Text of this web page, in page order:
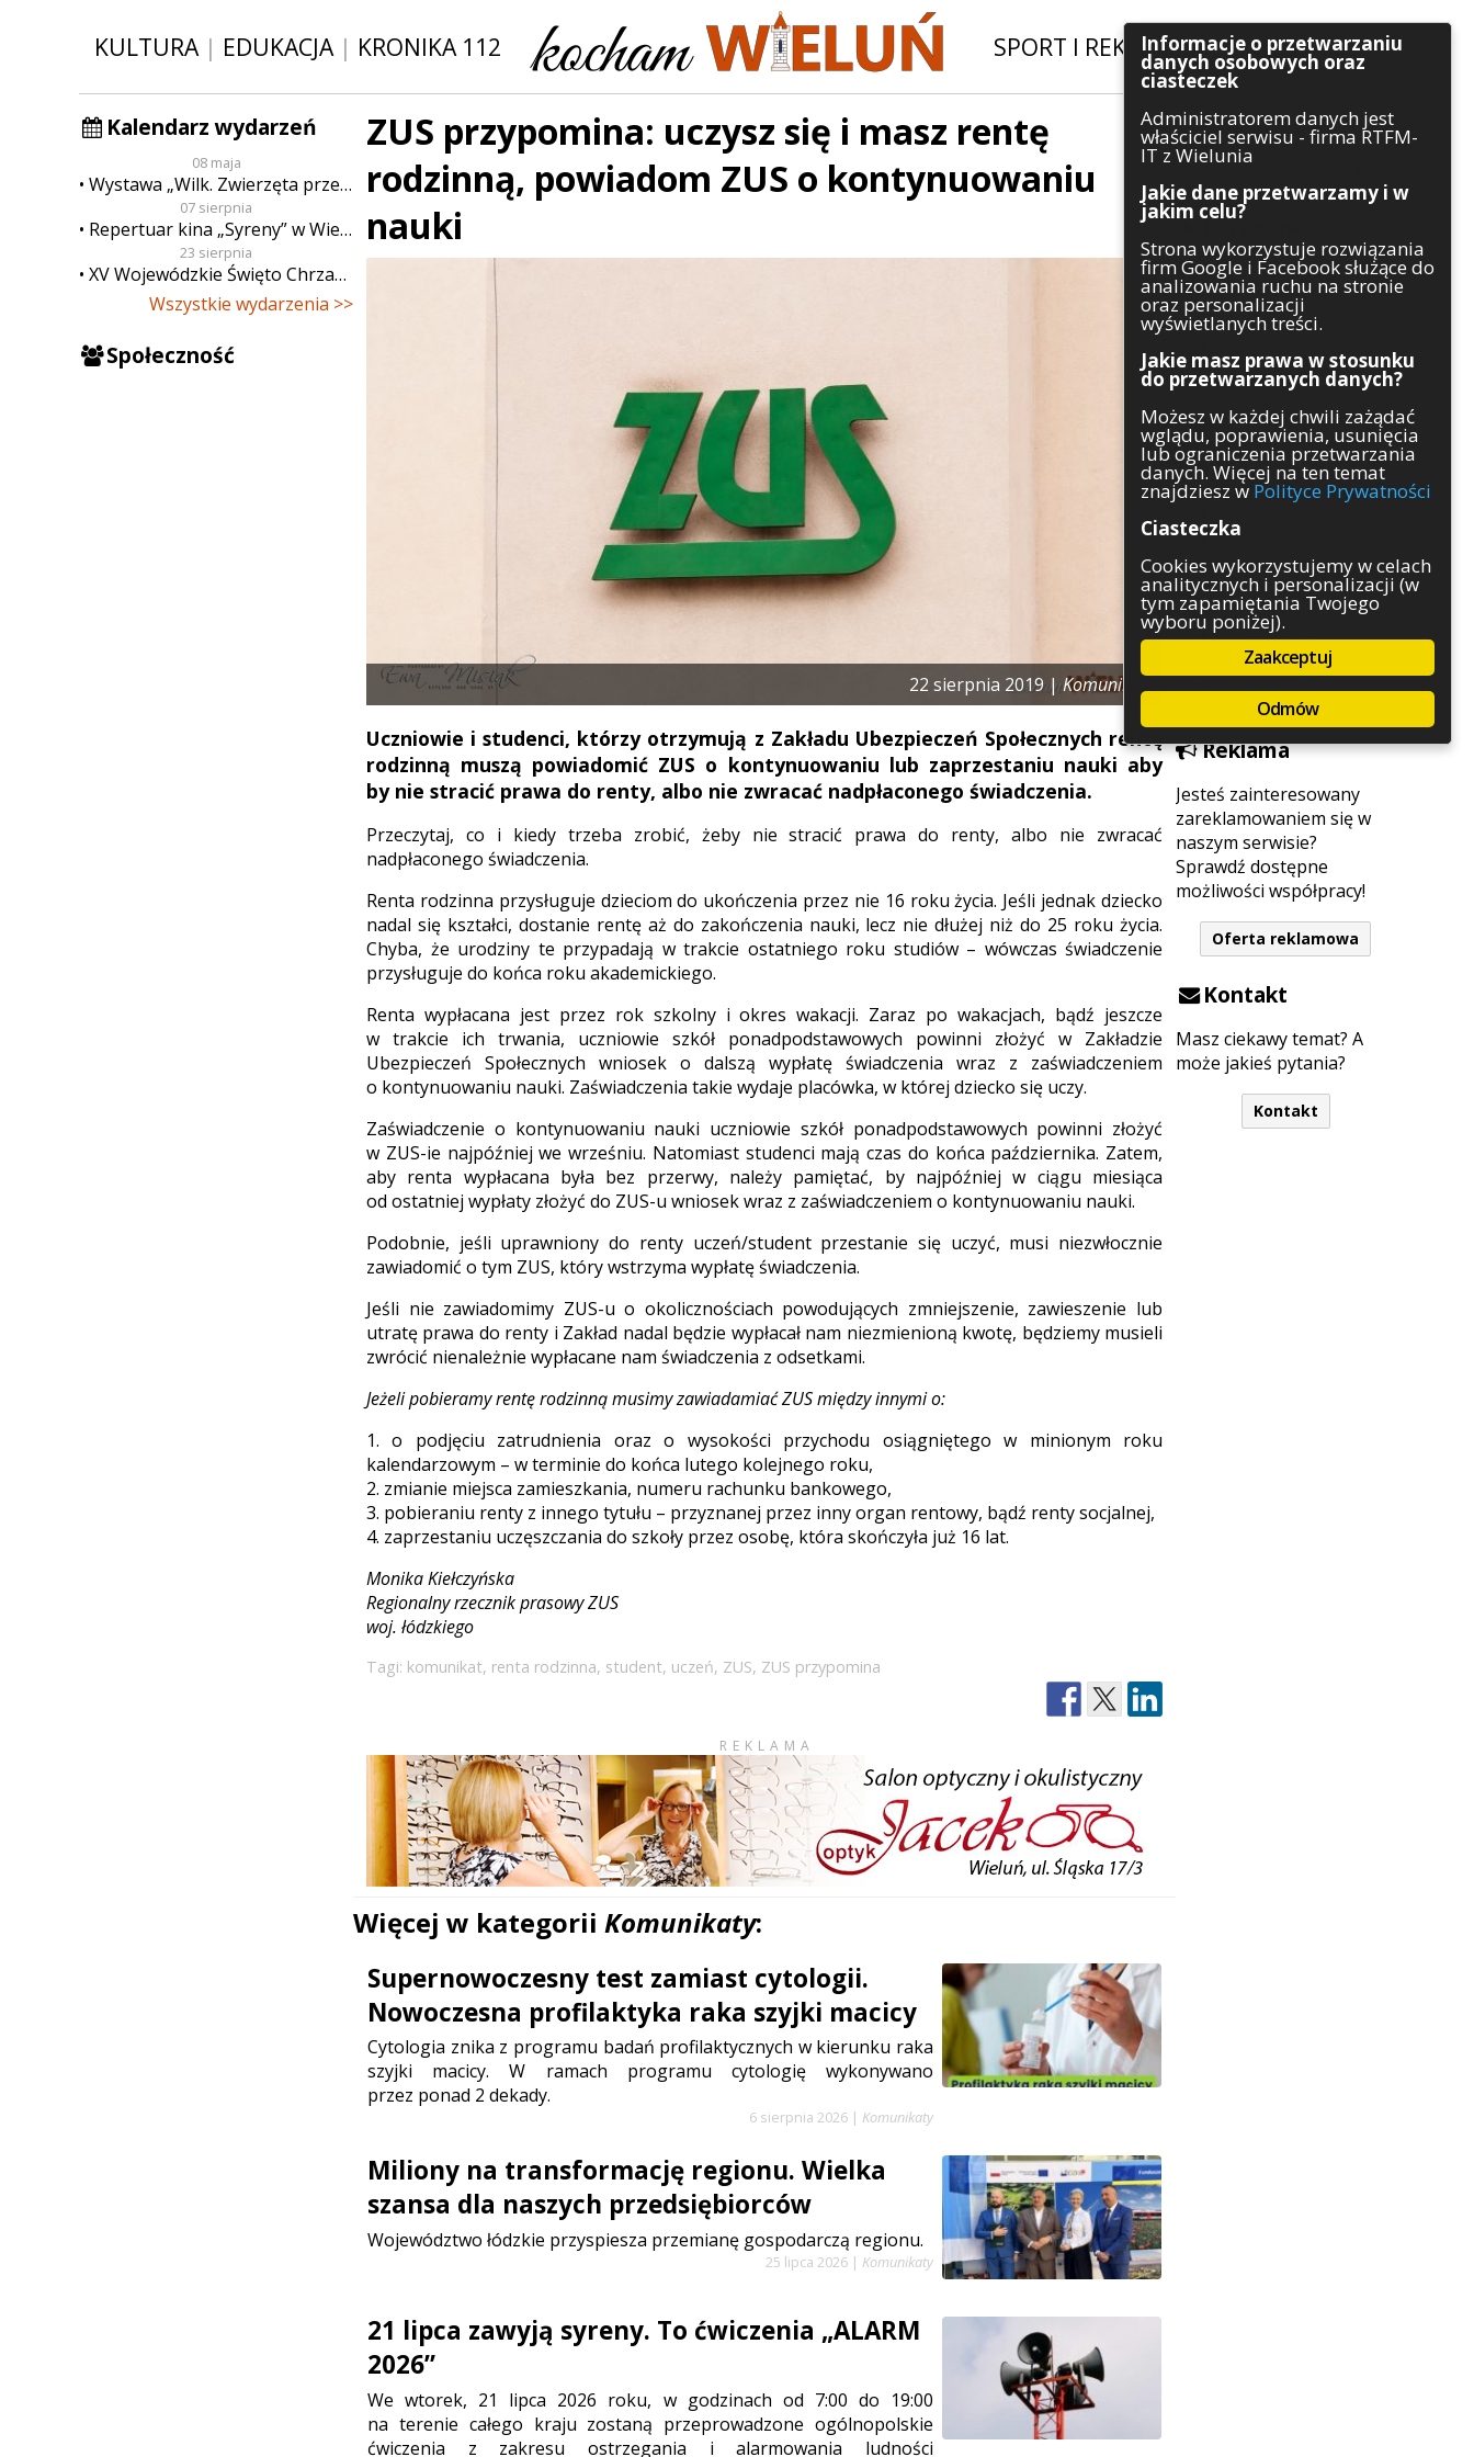
KULTURA| EDUKACJA| KRONIKA 112 SPORT I REKREACJA|INWESTYCJE
Kalendarz wydarzeń
08 maja
Wystawa „Wilk. Zwierzęta przeklęte”
07 sierpnia
Repertuar kina „Syreny” w Wieluniu w dn. od 7 do 13 sierpnia
23 sierpnia
XV Wojewódzkie Święto Chrzanu
Wszystkie wydarzenia >>
Społeczność
Szukaj
Kategorie
Architektura
Gospodarka
Handel
Komunikaty
Kultura
Polityka
Pozostałe
Psychologia
Rolnictwo
Służby
Sport
Środowisko
Szkolnictwo
Wydarzenia
Zapowiedzi
Zdrowie
Reklama
Jesteś zainteresowany
zareklamowaniem się w
naszym serwisie?
Sprawdź dostępne
możliwości współpracy!
Oferta reklamowa
Kontakt
Masz ciekawy temat? A
może jakieś pytania?
Kontakt
ZUS przypomina: uczysz się i masz rentę
rodzinną, powiadom ZUS o kontynuowaniu
nauki
22 sierpnia 2019 |Komunikaty
Uczniowie i studenci, którzy otrzymują z Zakładu Ubezpieczeń Społecznych rentę
rodzinną muszą powiadomić ZUS o kontynuowaniu lub zaprzestaniu nauki aby
by nie stracić prawa do renty, albo nie zwracać nadpłaconego świadczenia.
Przeczytaj, co i kiedy trzeba zrobić, żeby nie stracić prawa do renty, albo nie zwracać
nadpłaconego świadczenia.
Renta rodzinna przysługuje dzieciom do ukończenia przez nie 16 roku życia. Jeśli jednak dziecko
nadal się kształci, dostanie rentę aż do zakończenia nauki, lecz nie dłużej niż do 25 roku życia.
Chyba, że urodziny te przypadają w trakcie ostatniego roku studiów – wówczas świadczenie
przysługuje do końca roku akademickiego.
Renta wypłacana jest przez rok szkolny i okres wakacji. Zaraz po wakacjach, bądź jeszcze
w trakcie ich trwania, uczniowie szkół ponadpodstawowych powinni złożyć w Zakładzie
Ubezpieczeń Społecznych wniosek o dalszą wypłatę świadczenia wraz z zaświadczeniem
o kontynuowaniu nauki. Zaświadczenia takie wydaje placówka, w której dziecko się uczy.
Zaświadczenie o kontynuowaniu nauki uczniowie szkół ponadpodstawowych powinni złożyć
w ZUS-ie najpóźniej we wrześniu. Natomiast studenci mają czas do końca października. Zatem,
aby renta wypłacana była bez przerwy, należy pamiętać, by najpóźniej w ciągu miesiąca
od ostatniej wypłaty złożyć do ZUS-u wniosek wraz z zaświadczeniem o kontynuowaniu nauki.
Podobnie, jeśli uprawniony do renty uczeń/student przestanie się uczyć, musi niezwłocznie
zawiadomić o tym ZUS, który wstrzyma wypłatę świadczenia.
Jeśli nie zawiadomimy ZUS-u o okolicznościach powodujących zmniejszenie, zawieszenie lub
utratę prawa do renty i Zakład nadal będzie wypłacał nam niezmienioną kwotę, będziemy musieli
zwrócić nienależnie wypłacane nam świadczenia z odsetkami.
Jeżeli pobieramy rentę rodzinną musimy zawiadamiać ZUS między innymi o:
1. o podjęciu zatrudnienia oraz o wysokości przychodu osiągniętego w minionym roku
kalendarzowym – w terminie do końca lutego kolejnego roku,
2. zmianie miejsca zamieszkania, numeru rachunku bankowego,
3. pobieraniu renty z innego tytułu – przyznanej przez inny organ rentowy, bądź renty socjalnej,
4. zaprzestaniu uczęszczania do szkoły przez osobę, która skończyła już 16 lat.
Monika Kiełczyńska
Regionalny rzecznik prasowy ZUS
woj. łódzkiego
Tagi: komunikat, renta rodzinna, student, uczeń, ZUS, ZUS przypomina
REKLAMA
Więcej w kategorii Komunikaty:
Supernowoczesny test zamiast cytologii.
Nowoczesna profilaktyka raka szyjki macicy
Cytologia znika z programu badań profilaktycznych w kierunku raka
szyjki macicy. W ramach programu cytologię wykonywano
przez ponad 2 dekady.
6 sierpnia 2026 | Komunikaty
Miliony na transformację regionu. Wielka
szansa dla naszych przedsiębiorców
Województwo łódzkie przyspiesza przemianę gospodarczą regionu.
25 lipca 2026 | Komunikaty
21 lipca zawyją syreny. To ćwiczenia „ALARM
2026”
We wtorek, 21 lipca 2026 roku, w godzinach od 7:00 do 19:00
na terenie całego kraju zostaną przeprowadzone ogólnopolskie
ćwiczenia z zakresu ostrzegania i alarmowania ludności
Informacje o przetwarzaniu
danych osobowych oraz
ciasteczek
Administratorem danych jest
właściciel serwisu - firma RTFM-
IT z Wielunia
Jakie dane przetwarzamy i w
jakim celu?
Strona wykorzystuje rozwiązania
firm Google i Facebook służące do
analizowania ruchu na stronie
oraz personalizacji
wyświetlanych treści.
Jakie masz prawa w stosunku
do przetwarzanych danych?
Możesz w każdej chwili zażądać
wglądu, poprawienia, usunięcia
lub ograniczenia przetwarzania
danych. Więcej na ten temat
znajdziesz w Polityce Prywatności
Ciasteczka
Cookies wykorzystujemy w celach
analitycznych i personalizacji (w
tym zapamiętania Twojego
wyboru poniżej).
Zaakceptuj
Odmów